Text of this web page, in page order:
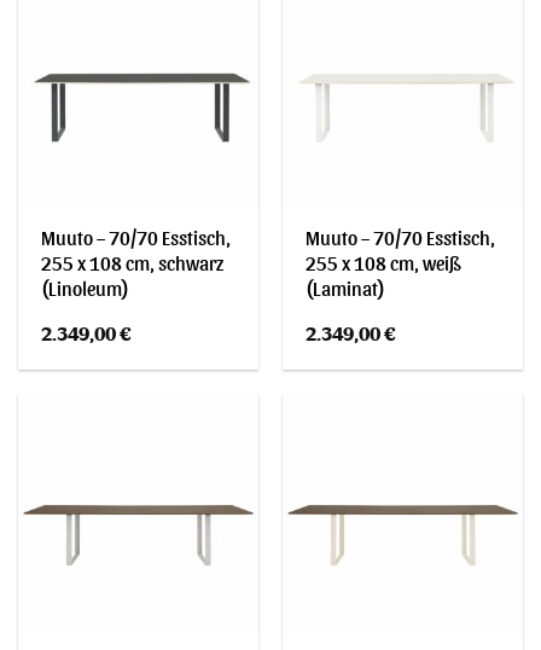
Muuto – 70/70 Esstisch,
255 x 108 cm, schwarz
(Linoleum)
2.349,00€
Muuto – 70/70 Esstisch,
255 x 108 cm, weiß
(Laminat)
2.349,00€